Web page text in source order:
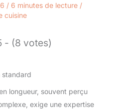
/ 6 minutes de lecture /
cuisine
- (8 votes)
longueur, souvent perçu
exige une expertise